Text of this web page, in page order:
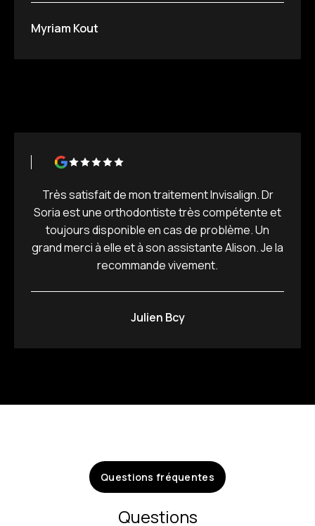
Myriam Kout
Très satisfait de mon traitement Invisalign. Dr
Soria est une orthodontiste très compétente et
toujours disponible en cas de problème. Un
grand merci à elle et à son assistante Alison. Je la
recommande vivement.
Julien Bcy
Questions fréquentes
Questions